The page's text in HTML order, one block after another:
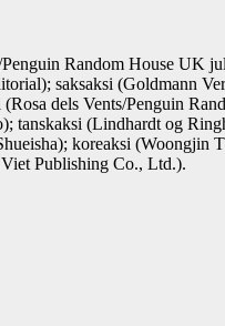
Random House UK
saksaksi (Goldmann
dels Vents/Penguin
tanskaksi (Lindhardt og
koreaksi
Publishing Co., Ltd.).